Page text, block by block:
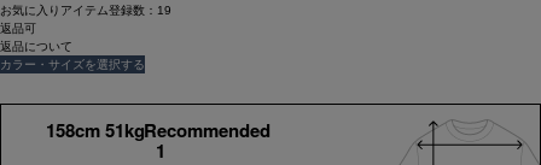
お気に入りアイテム登録数： 19
返品可
返品について
カラー・サイズを選択する
158cm 51kgRecommended
1